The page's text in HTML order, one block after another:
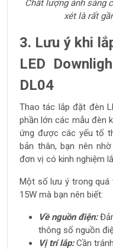
Chất lượng ánh sáng
xét là rất
3. Lưu ý khi
LED
DL04
Thao tác lắp đặt đèn
phần lớn các mẫu đèn
ứng được các yếu tố
bản thân, bạn nên
đơn vị có kinh nghiệm
Một số lưu ý trong quá
15W mà bạn nên biết:
Về nguồn điện:
thông số nguồn
Vị trí lắp:Cần